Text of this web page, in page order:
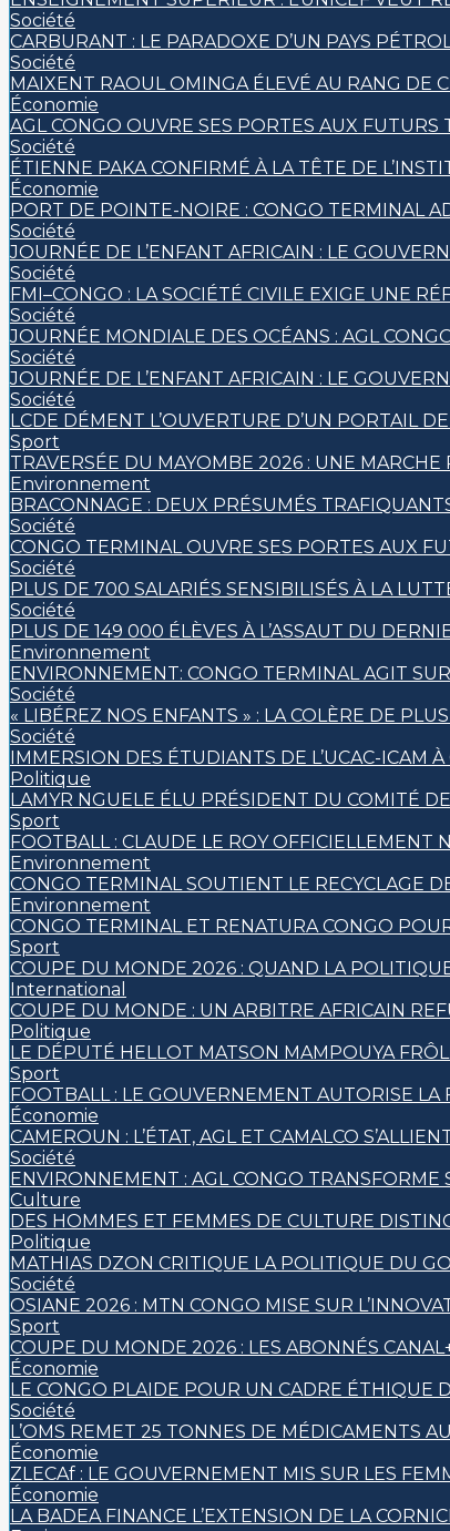
Société
CARBURANT : LE PARADOXE D’UN PAYS
Société
MAIXENT RAOUL OMINGA ÉLEVÉ AU RANG DE
Économie
AGL CONGO OUVRE SES PORTES AUX FUTURS
Société
ÉTIENNE PAKA CONFIRMÉ À LA TÊTE DE
Économie
PORT DE POINTE-NOIRE : CONGO TERMINAL
Société
JOURNÉE DE L’ENFANT AFRICAIN : LE
Société
FMI–CONGO : LA SOCIÉTÉ CIVILE EXIGE UNE
Société
JOURNÉE MONDIALE DES OCÉANS : AGL
Société
JOURNÉE DE L’ENFANT AFRICAIN : LE
Société
LCDE DÉMENT L’OUVERTURE D’UN PORTAIL
Sport
TRAVERSÉE DU MAYOMBE 2026 : UNE
Environnement
BRACONNAGE : DEUX PRÉSUMÉS
Société
CONGO TERMINAL OUVRE SES PORTES AUX
Société
PLUS DE 700 SALARIÉS SENSIBILISÉS À LA
Société
PLUS DE 149 000 ÉLÈVES À L’ASSAUT DU
Environnement
ENVIRONNEMENT: CONGO TERMINAL AGIT
Société
« LIBÉREZ NOS ENFANTS » : LA COLÈRE DE
Société
IMMERSION DES ÉTUDIANTS DE L’UCAC-ICAM
Politique
LAMYR NGUELE ÉLU PRÉSIDENT DU COMITÉ
Sport
FOOTBALL : CLAUDE LE ROY OFFICIELLEMENT
Environnement
CONGO TERMINAL SOUTIENT LE RECYCLAGE
Environnement
CONGO TERMINAL ET RENATURA CONGO
Sport
COUPE DU MONDE 2026 : QUAND LA
International
COUPE DU MONDE : UN ARBITRE AFRICAIN
Politique
LE DÉPUTÉ HELLOT MATSON MAMPOUYA
Sport
FOOTBALL : LE GOUVERNEMENT AUTORISE LA
Économie
CAMEROUN : L’ÉTAT, AGL ET CAMALCO
Société
ENVIRONNEMENT : AGL CONGO
Culture
DES HOMMES ET FEMMES DE CULTURE
Politique
MATHIAS DZON CRITIQUE LA POLITIQUE DU
Société
OSIANE 2026 : MTN CONGO MISE SUR
Sport
COUPE DU MONDE 2026 : LES ABONNÉS
Économie
LE CONGO PLAIDE POUR UN CADRE ÉTHIQUE
Société
L’OMS REMET 25 TONNES DE MÉDICAMENTS
Économie
ZLECAf : LE GOUVERNEMENT MIS SUR LES
Économie
LA BADEA FINANCE L’EXTENSION DE LA